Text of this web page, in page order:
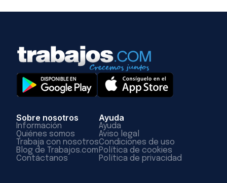
Sobre nosotros
Información
Quiénes somos
Trabaja con nosotros
Blog de Trabajos.com
Contáctanos
Ayuda
Ayuda
Aviso legal
Condiciones de uso
Política de cookies
Política de privacidad